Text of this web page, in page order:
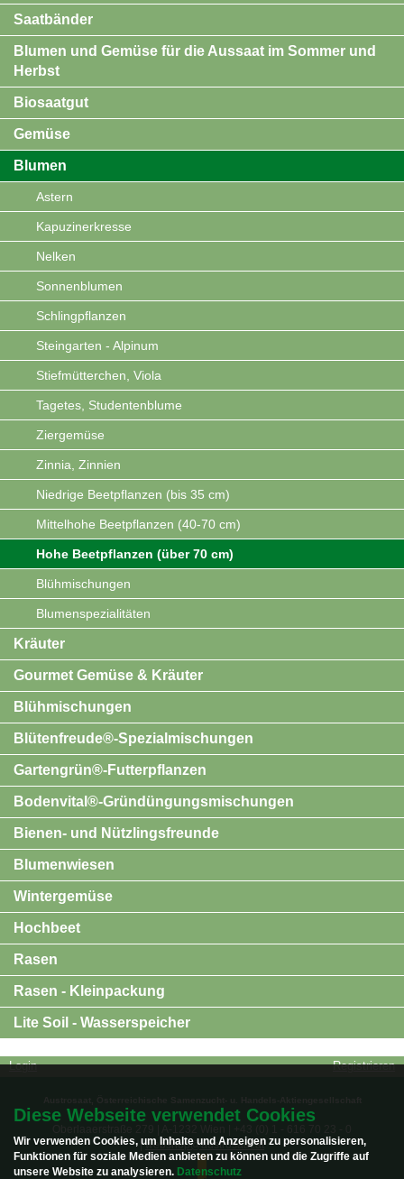
Saatbänder
Blumen und Gemüse für die Aussaat im Sommer und
Herbst
Biosaatgut
Gemüse
Blumen
Astern
Kapuzinerkresse
Nelken
Sonnenblumen
Schlingpflanzen
Steingarten - Alpinum
Stiefmütterchen, Viola
Tagetes, Studentenblume
Ziergemüse
Zinnia, Zinnien
Niedrige Beetpflanzen (bis 35 cm)
Mittelhohe Beetpflanzen (40-70 cm)
Hohe Beetpflanzen (über 70 cm)
Blühmischungen
Blumenspezialitäten
Kräuter
Gourmet Gemüse & Kräuter
Blühmischungen
Blütenfreude®-Spezialmischungen
Gartengrün®-Futterpflanzen
Bodenvital®-Gründüngungsmischungen
Bienen- und Nützlingsfreunde
Blumenwiesen
Wintergemüse
Hochbeet
Rasen
Rasen - Kleinpackung
Lite Soil - Wasserspeicher
Login Registrieren
|webshop@austrosaat.at
Diese Webseite verwendet Cookies
Wir verwenden Cookies, um Inhalte und Anzeigen zu personalisieren,
Funktionen für soziale Medien anbieten zu können und die Zugriffe auf
unsere Website zu analysieren. Datenschutz